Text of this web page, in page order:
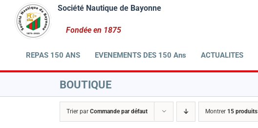
contenu
REPAS 150 ANS EVENEMENTS DES 150 Ans ACTUALITES
BOUTIQUE
Trier par Commande par défaut Montrer 15 produits